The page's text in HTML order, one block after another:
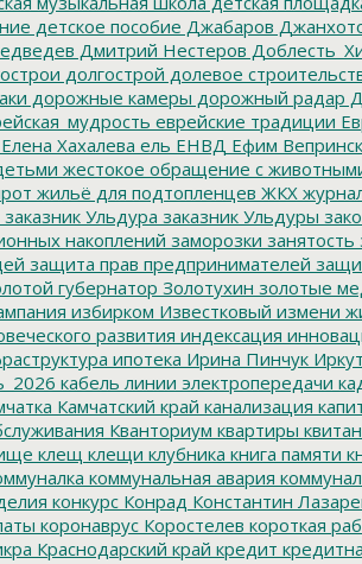
детское пособие Джабаров
Дмитрий Нестеров
долгострой долевое
дорожные камеры дорожный радар
еврейские традиции
Елена Хахалева ель ЕНВД Ефим
жестокое обращение с
жильё для подтопленцев ЖКХ
заказник Ульдура заказник Ульдуры
накоплений заморозки занятость
защита прав предпринимателей
губернатор Золотухин золотые
избирком Известковый измени
развития индексация
ипотека Ирина Пинчук
кабель линии электропередачи
Камчатский край канализация
Кванториум квартиры
клещ клещи клубника книга памяти
коммунальная авария
конкурс Конрад Константин
коронаврус Коростелев короткая
Краснодарский край кредит